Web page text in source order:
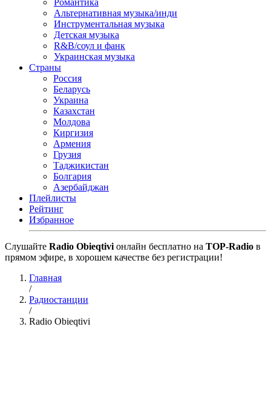
Романтика
Альтернативная музыка/инди
Инструментальная музыка
Детская музыка
R&B/cоул и фанк
Украинская музыка
Страны
Россия
Беларусь
Украина
Казахстан
Молдова
Киргизия
Армения
Грузия
Таджикистан
Болгария
Азербайджан
Плейлисты
Рейтинг
Избранное
Cлушайте Radio Obieqtivi онлайн бесплатно на TOP-Radio в
прямом эфире, в хорошем качестве без регистрации!
Главная
/
Радиостанции
/
Radio Obieqtivi